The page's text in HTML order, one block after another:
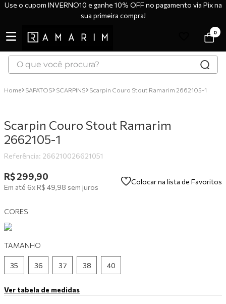
Use o cupom INVERNO10 e ganhe 10% OFF no pagamento via Pix na
sua primeira compra!
0
O que você procura?
SAPATOS SCARPINS Scarpin Couro Stout Ramarim 2662105-1
Scarpin Couro Stout Ramarim
2662105-1
Referência: 266210026621051
R$299,90
Em até 6xR$ 49,98 sem juros
Colocar na lista de Favoritos
CORES
TAMANHO
35 36 37 38 40
Ver tabela de medidas
3º
sandália
º
scarpin
6º
tênis casual
9 º
tênis branco
10
tênis preto